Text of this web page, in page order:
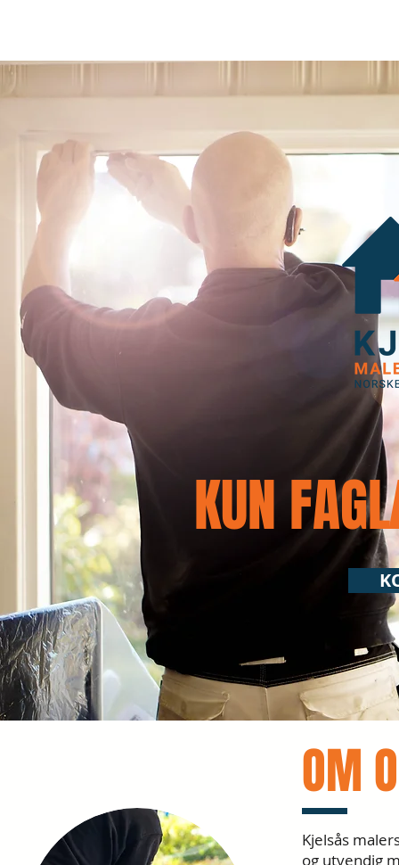
operation I have worked
with. The very best”
Katie Jones
KUN
OM
Kjelsås
og utvendig